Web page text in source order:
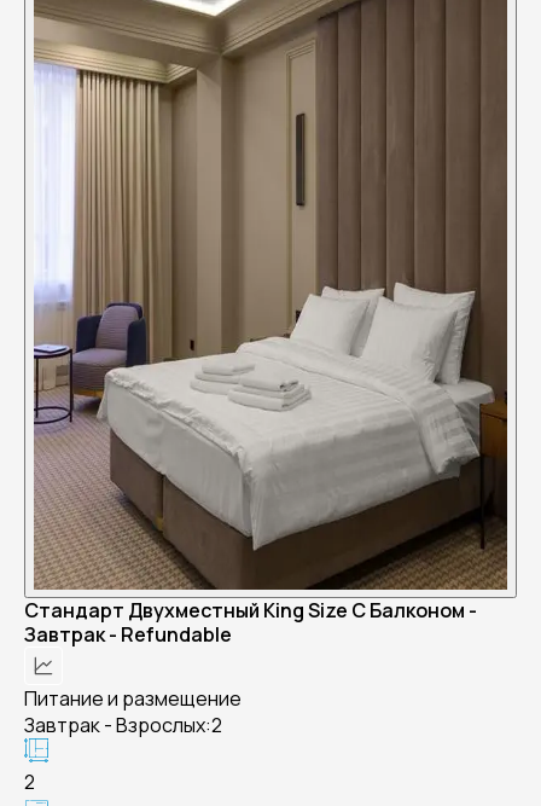
Стандарт Двухместный King Size С Балконом -
Завтрак - Refundable
Питание и размещение
Завтрак - Взрослых:2
2